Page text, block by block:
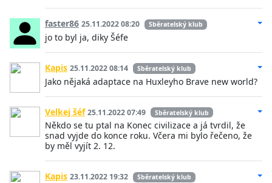
faster86 25.11.2022 08:20 Sběratelský klub
jo to byl ja, diky Šéfe
Kapis 25.11.2022 08:14 Sběratelský klub
Jako nějaká adaptace na Huxleyho Brave new world?
Velkej šéf 25.11.2022 07:49 Sběratelský klub
Někdo se tu ptal na Konec civilizace a já tvrdil, že
snad vyjde do konce roku. Včera mi bylo řečeno, že
by měl vyjít 2. 12.
Kapis 23.11.2022 19:32 Sběratelský klub